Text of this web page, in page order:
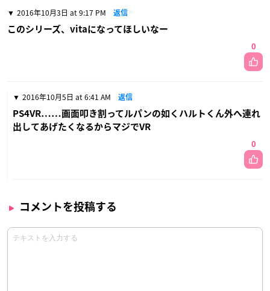
2016年10月3日 at 9:17 PM 返信
このシリーズ、vitaになってほしいなー
0
2016年10月5日 at 6:41 AM 返信
PS4VR……画面叩き割ってルパンの如くハルトくん外へ連れ
出してあげたくなるからマジでVR
0
コメントを投稿する